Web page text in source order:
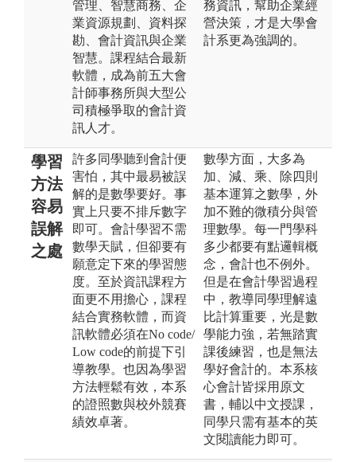
管理、智慧商務、企
業資源規劃、資料探
勘、會計資訊與企業
智慧。課程結合最新
軟體，成為前五大會
計師事務所與大型公
司積極爭取的會計資
訊人才。
務資訊，幫助企業經
營決策，才是大學會
計系更為強調的。
學習
方法
容易
誤解
之處
許多同學聽到會計便
害怕，其中最易被誤
解的是數學要好。事
實上只要不排斥數字
即可。會計學習不需
數學天賦，但卻要有
願意定下來的學習態
度。至於資訊課程方
面更不用擔心，課程
結合實務軟體，而資
訊軟體必須在No code/
Low code的前提下引
導教學。也因為學習
方法輕鬆有效，本系
的證照數與校外競賽
績效卓著。
數學方面，大多為
加、減、乘、除四則
基本運算之數學，外
加不難的微積分與管
理數學。每一門學科
多少都要有點邏輯概
念，會計也不例外。
但是在會計學習過程
中，教導同學理解遠
比計算重要，光是數
學能力強，若無踏實
課後練習，也是無法
學好會計的。本系核
心會計皆採用原文
書，輔以中文授課，
同學只需有基本的英
文閱讀能力即可。